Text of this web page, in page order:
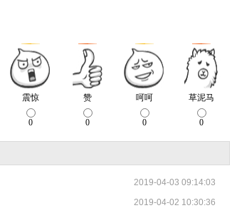
2019-04-03 09:14:03
2019-04-02 10:30:36